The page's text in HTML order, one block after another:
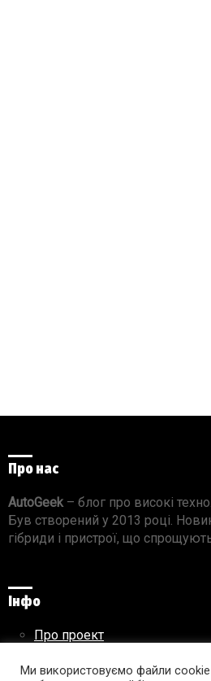
Про нас
AutoGeek– блог про високі
Був створений у 2013 році.
гібриди і пристрої, що
Інфо
Про проект
Правила використання
Ми використовуємо файли cookie